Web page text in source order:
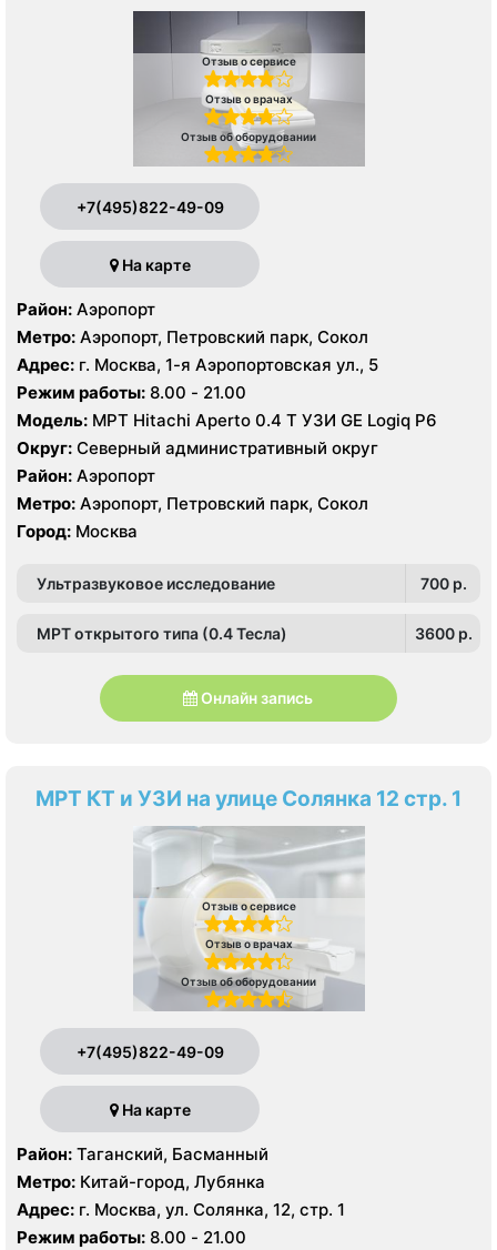
Отзыв о сервисе
Отзыв о врачах
Отзыв об оборудовании
+7(495)822-49-09
На карте
Район: Аэропорт
Метро: Аэропорт, Петровский парк, Сокол
Адрес: г. Москва, 1-я Аэропортовская ул., 5
Режим работы: 8.00 - 21.00
Модель: МРТ Hitachi Aperto 0.4 Т УЗИ GE Logiq P6
Округ: Северный административный округ
Район: Аэропорт
Метро: Аэропорт, Петровский парк, Сокол
Город: Москва
Ультразвуковое исследование 700 p.
МРТ открытого типа (0.4 Тесла) 3600 p.
Онлайн запись
МРТ КТ и УЗИ на улице Солянка 12 стр. 1
Отзыв о сервисе
Отзыв о врачах
Отзыв об оборудовании
+7(495)822-49-09
На карте
Район: Таганский, Басманный
Метро: Китай-город, Лубянка
Адрес: г. Москва, ул. Солянка, 12, стр. 1
Режим работы: 8.00 - 21.00